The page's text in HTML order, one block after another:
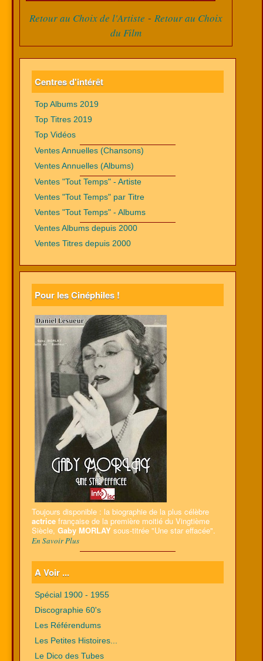
Retour au Choix de l'Artiste - Retour au Choix
du Film
Centres d'intérêt
Top Albums 2019
Top Titres 2019
Top Vidéos
Ventes Annuelles (Chansons)
Ventes Annuelles (Albums)
Ventes "Tout Temps" - Artiste
Ventes "Tout Temps" par Titre
Ventes "Tout Temps" - Albums
Ventes Albums depuis 2000
Ventes Titres depuis 2000
Pour les Cinéphiles !
Toujours disponible : la biographie de la plus célèbre
actrice française de la première moitié du Vingtième
Siècle, Gaby MORLAY sous-titrée "Une star effacée".
En Savoir Plus
A Voir ...
Spécial 1900 - 1955
Discographie 60's
Les Référendums
Les Petites Histoires...
Le Dico des Tubes